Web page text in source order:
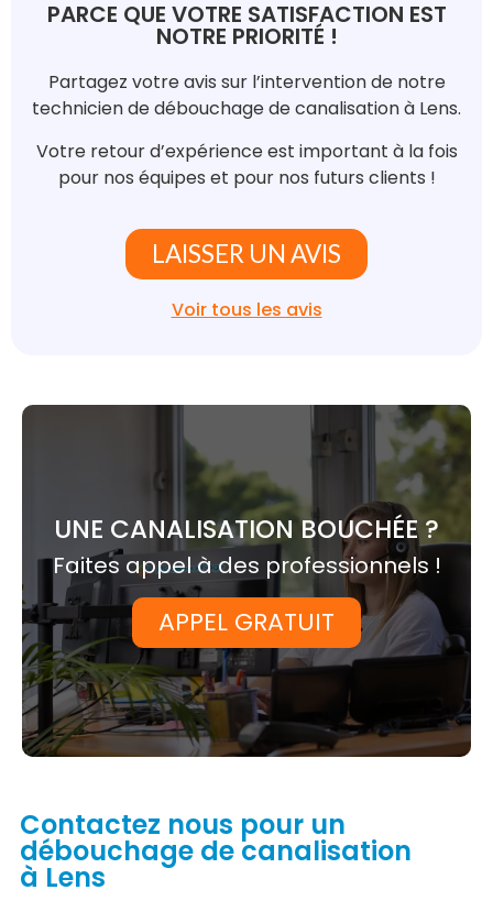
PARCE QUE VOTRE SATISFACTION EST
NOTRE PRIORITÉ !
Partagez votre avis sur l’intervention de notre
technicien de débouchage de canalisation à Lens.
Votre retour d’expérience est important à la fois
pour nos équipes et pour nos futurs clients !
LAISSER UN AVIS
Voir tous les avis
UNE CANALISATION BOUCHÉE ?
Faites appel à des professionnels !
APPEL GRATUIT
Contactez nous pour un
débouchage de canalisation
à Lens